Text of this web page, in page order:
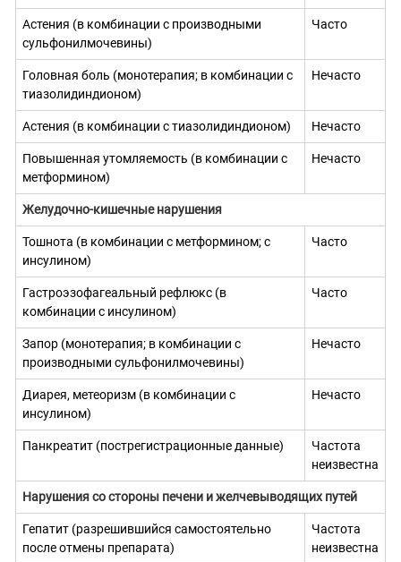
Астения (в комбинации с производными
сульфонилмочевины)
Часто
Головная боль (монотерапия; в комбинации с
тиазолидиндионом)
Нечасто
Астения (в комбинации с тиазолидиндионом) Нечасто
Повышенная утомляемость (в комбинации с
метформином)
Нечасто
Желудочно-кишечные нарушения
Тошнота (в комбинации с метформином; с
инсулином)
Часто
Гастроэзофагеальный рефлюкс (в
комбинации с инсулином)
Часто
Запор (монотерапия; в комбинации с
производными сульфонилмочевины)
Нечасто
Диарея, метеоризм (в комбинации с
инсулином)
Нечасто
Панкреатит (пострегистрационные данные)
Частота
неизвестна
Нарушения со стороны печени и желчевыводящих путей
Гепатит (разрешившийся самостоятельно
после отмены препарата)
Частота
неизвестна